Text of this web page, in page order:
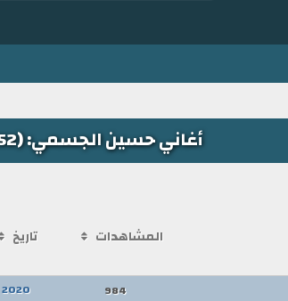
أغاني حسين الجسمي: (152 أغنية)
المشاهدات تاريخ
984
2020